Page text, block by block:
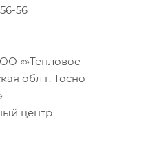
56
«»Тепловое
обл г. Тосно
центр